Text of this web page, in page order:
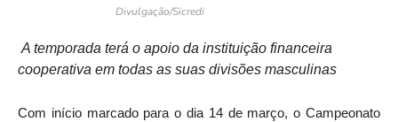
Divulgação/Sicredi
A temporada terá o apoio da instituição financeira
cooperativa em todas as suas divisões masculinas
Com início marcado para o dia 14 de março, o Campeonato